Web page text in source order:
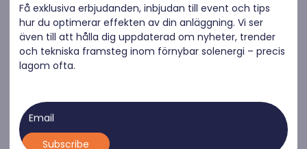
Mer än en traditionell solpanel. Här uppgraderar vi ditt
befintliga tak med framtidens energi, med full
Få exklusiva erbjudanden, inbjudan till event och tips
hur du optimerar effekten av din anläggning. Vi ser
även till att hålla dig uppdaterad om nyheter, trender
och tekniska framsteg inom förnybar solenergi – precis
lagom ofta.
Email